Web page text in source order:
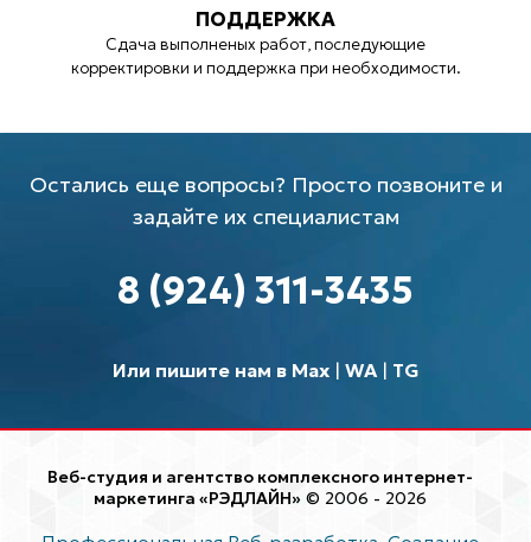
ПОДДЕРЖКА
Сдача выполненых работ, последующие
корректировки и поддержка при необходимости.
Остались еще вопросы? Просто позвоните и
задайте их специалистам
8 (924) 311-3435
Или пишите нам в Max| WA| TG
Веб-студия и агентство комплексного интернет-
маркетинга «РЭДЛАЙН» © 2006 - 2026